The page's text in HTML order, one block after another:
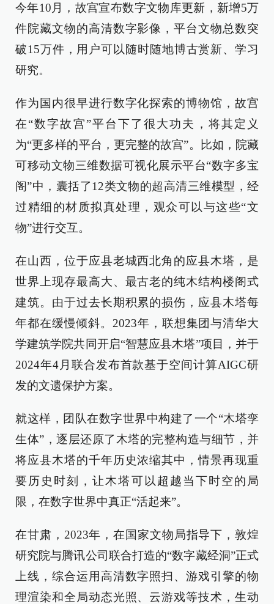
今年10月，故宫宣布数字文物库更新，新增5万
件院藏文物的高清数字影像，平台文物总数突
破15万件，用户可以随时随地博古赏新、学习
研究。
作为国内很早进行数字化探索的博物馆，故宫
在“数字故宫”平台下了很大功夫，将其定义
为“更多样的平台，更完整的故宫”。比如，院藏
可移动文物三维数据可视化展示平台“数字多宝
阁”中，囊括了12类文物的超高清三维模型，经
过精细的材质拟真处理，观众可以与这些“文
物”进行交互。
在山西，位于应县老城西北角的应县木塔，是
世界上现存最高大、最古老的纯木结构楼阁式
建筑。由于过去长期积累的损伤，应县木塔每
年都在缓慢倾斜。2023年，联想集团与清华大
学建筑学院共同开启“智慧应县木塔”项目，并于
2024年4月联合发布首款基于空间计算AIGC研
发的文遗保护方案。
就这样，团队在数字世界中构建了一个“木塔孪
生体”，逐层还原了木塔的完整构造与细节，并
将应县木塔的千年历史浓缩其中，情景再现重
要历史时刻，让木塔可以超越当下时空的局
限，在数字世界中真正“活起来”。
在甘肃，2023年，在国家文物局指导下，敦煌
研究院与腾讯公司联合打造的“数字藏经洞”正式
上线，综合运用高清数字照扫、游戏引擎的物
理渲染和全局动态光照、云游戏等技术，生动